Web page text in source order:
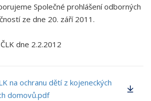
Společné prohlášení odborných
ze dne 20. září 2011.
dne 2.2.2012
na ochranu dětí z kojeneckých
domovů.pdf